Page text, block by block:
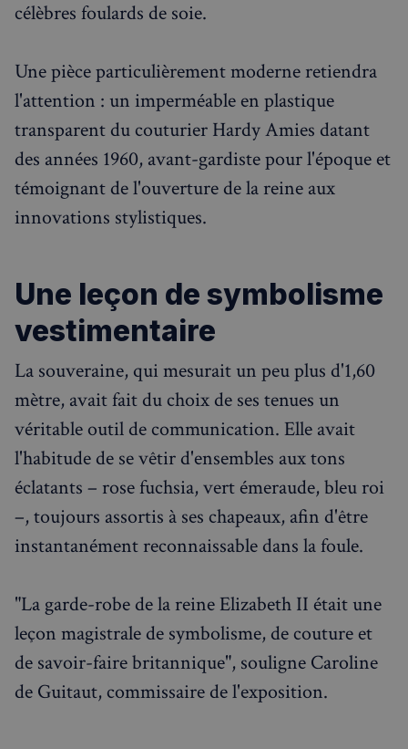
célèbres foulards de soie.
Une pièce particulièrement moderne retiendra
l'attention : un imperméable en plastique
transparent du couturier Hardy Amies datant
des années 1960, avant-gardiste pour l'époque et
témoignant de l'ouverture de la reine aux
innovations stylistiques.
Une leçon de symbolisme
vestimentaire
La souveraine, qui mesurait un peu plus d'1,60
mètre, avait fait du choix de ses tenues un
véritable outil de communication. Elle avait
l'habitude de se vêtir d'ensembles aux tons
éclatants – rose fuchsia, vert émeraude, bleu roi
–, toujours assortis à ses chapeaux, afin d'être
instantanément reconnaissable dans la foule.
"La garde-robe de la reine Elizabeth II était une
leçon magistrale de symbolisme, de couture et
de savoir-faire britannique", souligne Caroline
de Guitaut, commissaire de l'exposition.